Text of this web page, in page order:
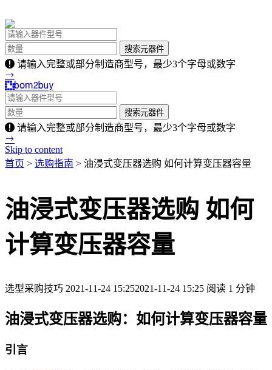
请输入完整或部分制造商型号，最少3个字母或数字
请输入完整或部分制造商型号，最少3个字母或数字
Skip to content
首页 > 选购指南 > 油浸式变压器选购 如何计算变压器容量
油浸式变压器选购 如何
计算变压器容量
选型采购技巧 2021-11-24 15:252021-11-24 15:25 阅读 1 分钟
油浸式变压器选购：如何计算变压器容量
引言